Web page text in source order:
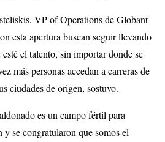
VP of Operations de Globant
esta apertura buscan seguir llevando
el talento, sin importar donde se
más personas accedan a carreras de
ciudades de origen, sostuvo.
es un campo fértil para
y se congratularon que somos el